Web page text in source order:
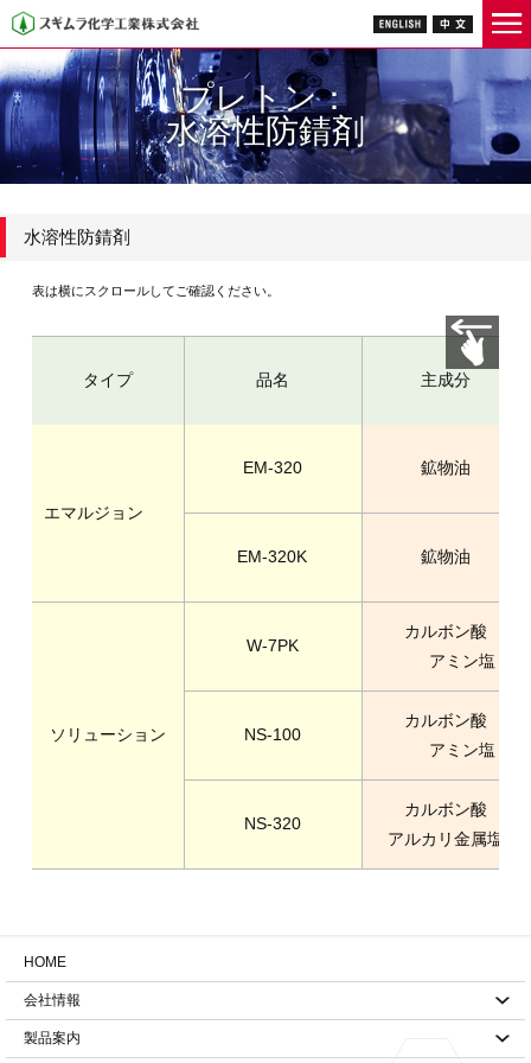
プレトン：
水溶性防錆剤
水溶性防錆剤
表は横にスクロールしてご確認ください。
タイプ 品名 主成分
エマルジョン
EM-320 鉱物油
EM-320K 鉱物油
ソリューション
W-7PK
カルボン酸
アミン塩
NS-100
カルボン酸
アミン塩
NS-320
カルボン酸
アルカリ金属塩
HOME
会社情報
製品案内